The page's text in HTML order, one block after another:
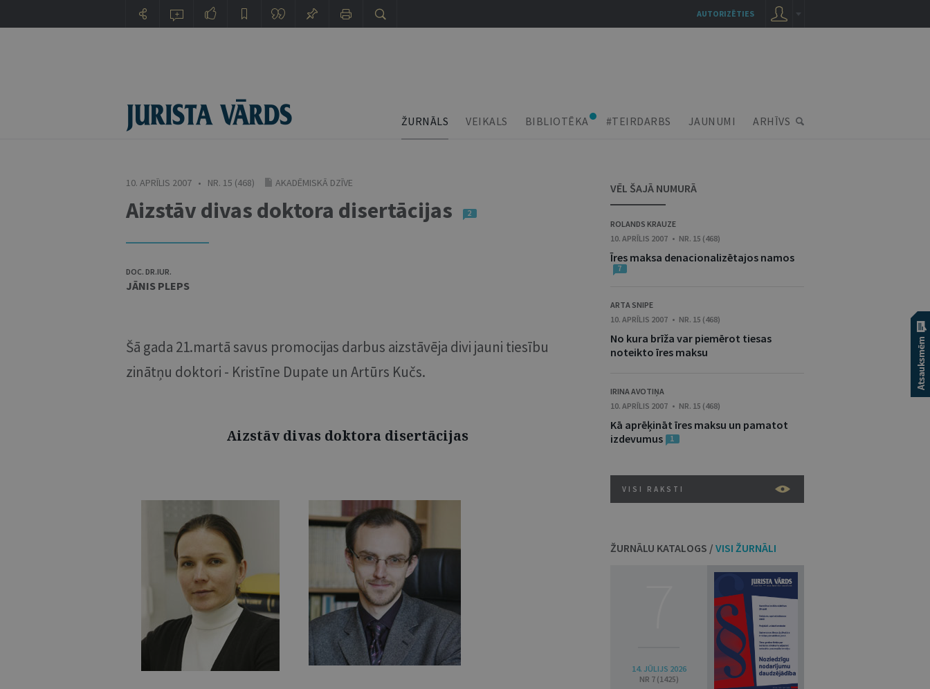
ŽURNĀLS VEIKALS BIBLIOTĒKA #TEIRDARBS JAUNUMI ARHĪVS
10. APRĪLIS 2007 • NR. 15 (468) AKADĒMISKĀ DZĪVE
Aizstāv divas doktora disertācijas 2
DOC. DR.IUR.
JĀNIS PLEPS
Šā gada 21.martā savus promocijas darbus aizstāvēja divi jauni tiesību
zinātņu doktori - Kristīne Dupate un Artūrs Kučs.
Aizstāv divas doktora disertācijas
VĒL ŠAJĀ NUMURĀ
ROLANDS KRAUZE
10. APRĪLIS 2007 • NR. 15 (468)
Īres maksa denacionalizētajos namos
7
ARTA SNIPE
10. APRĪLIS 2007 • NR. 15 (468)
No kura brīža var piemērot tiesas
noteikto īres maksu
IRINA AVOTIŅA
10. APRĪLIS 2007 • NR. 15 (468)
Kā aprēķināt īres maksu un pamatot
izdevumus
1
VISI RAKSTI
ŽURNĀLU KATALOGS / VISI ŽURNĀLI
14. JŪLIJS 2026
NR 7 (1425)
AUTORIZĒTIES